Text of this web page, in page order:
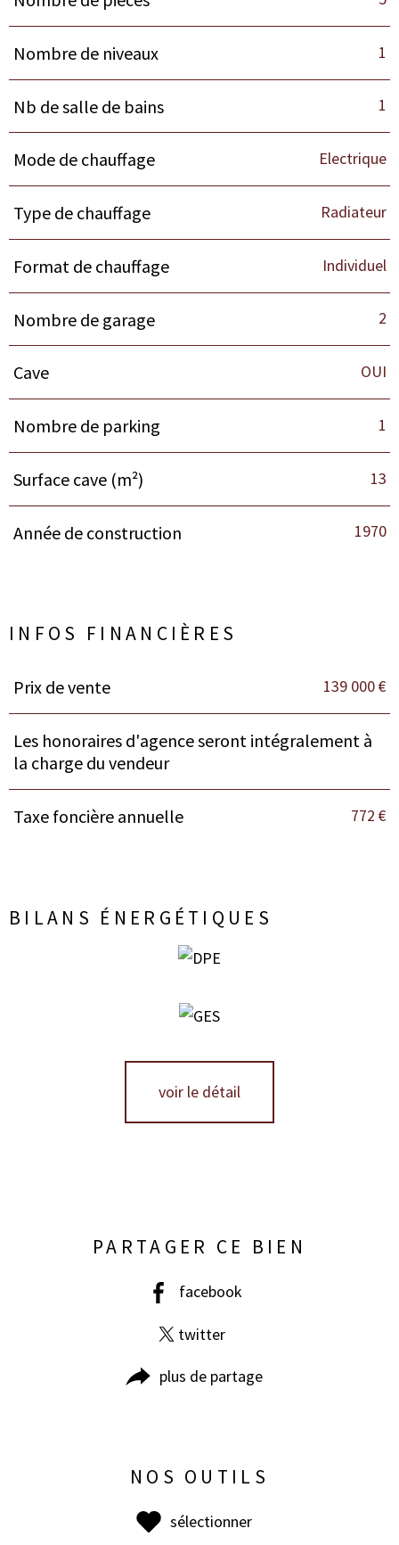
Nombre de niveaux 1
Nb de salle de bains 1
Mode de chauffage Electrique
Type de chauffage Radiateur
Format de chauffage Individuel
Nombre de garage 2
Cave OUI
Nombre de parking 1
Surface cave (m²) 13
Année de construction 1970
INFOS FINANCIÈRES
Caractéristiques
Prix de vente 139 000 €
Les honoraires d'agence seront intégralement à
la charge du vendeur
Taxe foncière annuelle 772 €
BILANS ÉNERGÉTIQUES
voir le détail
PARTAGER CE BIEN
facebook
twitter
plus de partage
NOS OUTILS
sélectionner